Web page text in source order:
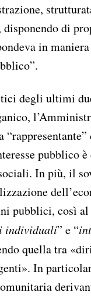
di
in maniera
degli ultimi
pubblico è
In più, il
pubblici, così
individuali” e “
quella tra
In